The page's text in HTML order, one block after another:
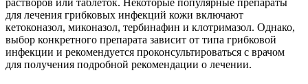
растворов или таблеток. Некоторые популярные препараты
для лечения грибковых инфекций кожи включают
кетоконазол, миконазол, тербинафин и клотримазол. Однако,
выбор конкретного препарата зависит от типа грибковой
инфекции и рекомендуется проконсультироваться с врачом
для получения подробной рекомендации о лечении.